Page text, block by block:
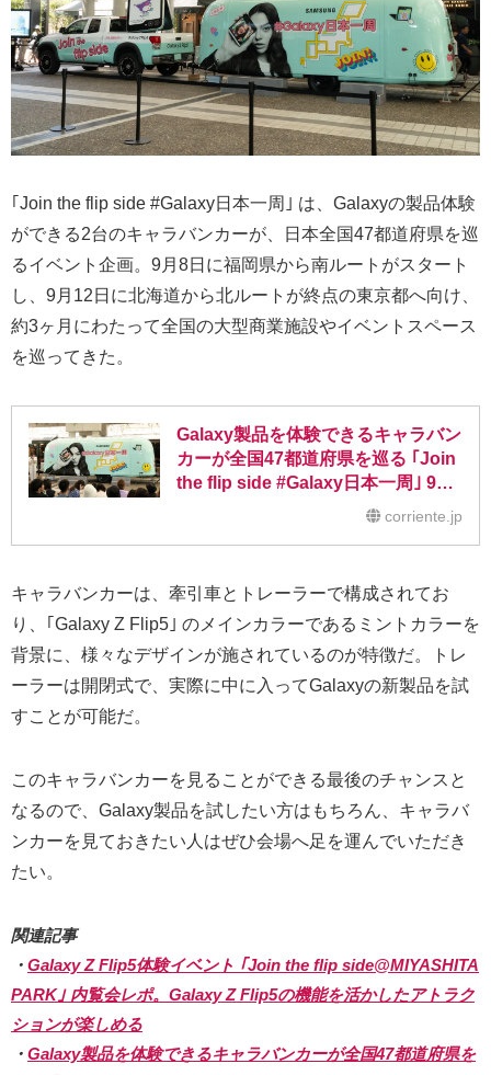
｢Join the flip side #Galaxy日本一周｣ は、Galaxyの製品体験
ができる2台のキャラバンカーが、日本全国47都道府県を巡
るイベント企画。9月8日に福岡県から南ルートがスタート
し、9月12日に北海道から北ルートが終点の東京都へ向け、
約3ヶ月にわたって全国の大型商業施設やイベントスペース
を巡ってきた。
Galaxy製品を体験できるキャラバン
カーが全国47都道府県を巡る ｢Join
the flip side #Galaxy日本一周｣ 9月
corriente.jp
キャラバンカーは、牽引車とトレーラーで構成されてお
り、｢Galaxy Z Flip5｣ のメインカラーであるミントカラーを
背景に、様々なデザインが施されているのが特徴だ。トレ
ーラーは開閉式で、実際に中に入ってGalaxyの新製品を試
すことが可能だ。
このキャラバンカーを見ることができる最後のチャンスと
なるので、Galaxy製品を試したい方はもちろん、キャラバ
ンカーを見ておきたい人はぜひ会場へ足を運んでいただき
たい。
関連記事
・ Galaxy Z Flip5体験イベント ｢Join the flip side@MIYASHITA
PARK｣ 内覧会レポ。Galaxy Z Flip5の機能を活かしたアトラク
ションが楽しめる
・ Galaxy製品を体験できるキャラバンカーが全国47都道府県を